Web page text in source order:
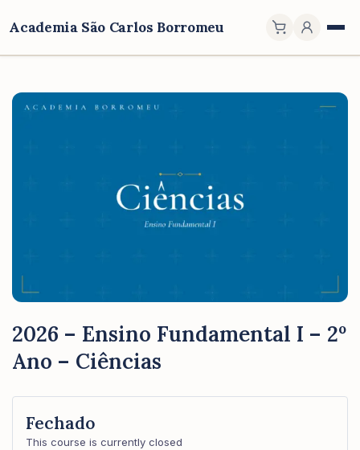
Academia São Carlos Borromeu
2026 – Ensino Fundamental I – 2º
Ano – Ciências
Fechado
This course is currently closed